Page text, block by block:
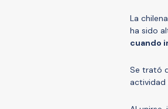
La
ha sido
cuando
Se trató
actividad